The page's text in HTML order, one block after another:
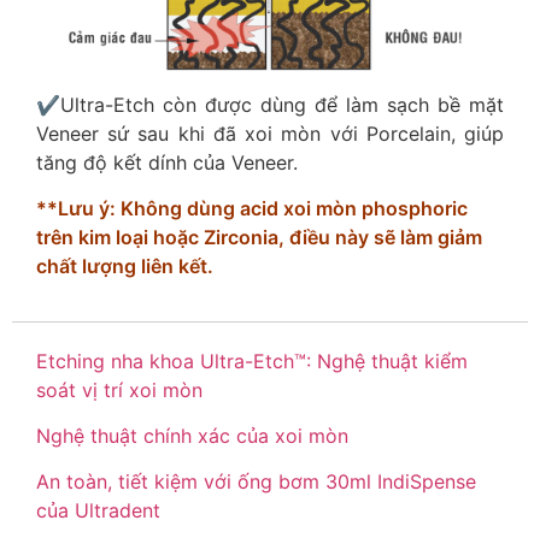
✔️Ultra-Etch còn được dùng để làm sạch bề mặt
Veneer sứ sau khi đã xoi mòn với Porcelain, giúp
tăng độ kết dính của Veneer.
**Lưu ý: Không dùng acid xoi mòn phosphoric
trên kim loại hoặc Zirconia, điều này sẽ làm giảm
chất lượng liên kết.
Etching nha khoa Ultra-Etch™: Nghệ thuật kiểm
soát vị trí xoi mòn
Nghệ thuật chính xác của xoi mòn
An toàn, tiết kiệm với ống bơm 30ml IndiSpense
của Ultradent